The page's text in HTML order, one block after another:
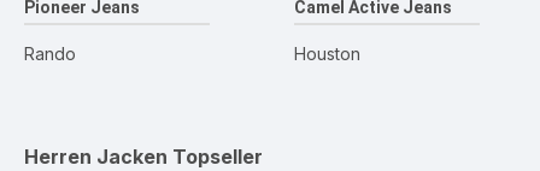
Pioneer Jeans
Rando
Camel Active Jeans
Houston
Herren Jacken Topseller